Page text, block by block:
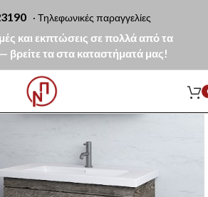
· Τηλεφωνικές παραγγελίες
και εκπτώσεις σε πολλά από τα
βρείτε τα στα καταστήματά μας!